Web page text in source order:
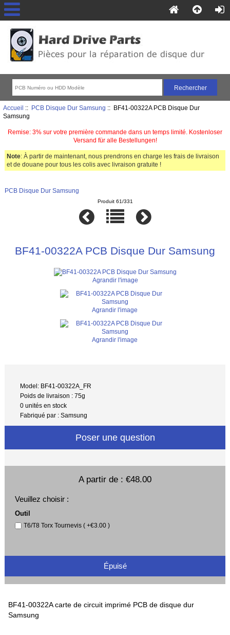
Accueil :: PCB Disque Dur Samsung :: BF41-00322A PCB Disque Dur
Samsung
Remise: 3% sur votre première commande dans un temps limité. Kostenloser
Versand für alle Bestellungen!
Note: À partir de maintenant, nous prendrons en charge les frais de livraison
et de douane pour tous les colis avec livraison gratuite !
PCB Disque Dur Samsung
Produit 61/331
BF41-00322A PCB Disque Dur Samsung
Agrandir l'image
Agrandir l'image
Agrandir l'image
Model: BF41-00322A_FR
Poids de livraison : 75g
0 unités en stock
Fabriqué par : Samsung
Poser une question
A partir de : €48.00
Veuillez choisir :
Outil
T6/T8 Torx Tournevis ( +€3.00 )
Épuisé
BF41-00322A carte de circuit imprimé PCB de disque dur
Samsung